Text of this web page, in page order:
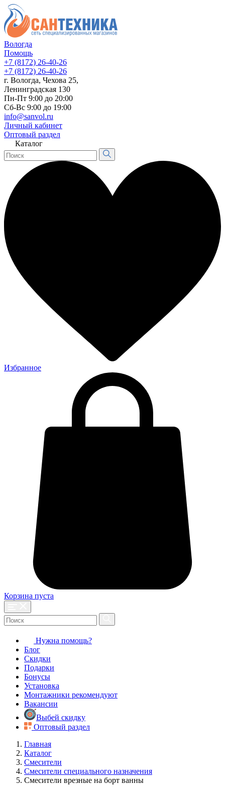
Вологда
Помощь
+7 (8172) 26-40-26
+7 (8172) 26-40-26
г. Вологда, Чехова 25,
Ленинградская 130
Пн-Пт 9:00 до 20:00
Сб-Вс 9:00 до 19:00
info@sanvol.ru
Личный кабинет
Оптовый раздел
Каталог
Избранное
Корзина пуста
Нужна помощь?
Блог
Скидки
Подарки
Бонусы
Установка
Монтажники рекомендуют
Вакансии
Выбей скидку
Оптовый раздел
Главная
Каталог
Смесители
Смесители специального назначения
Смесители врезные на борт ванны